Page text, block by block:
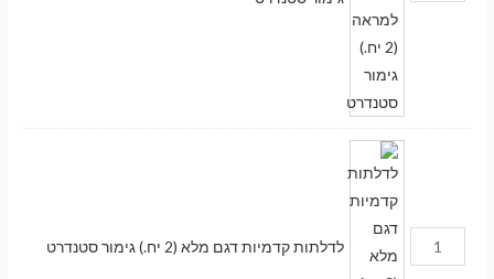
לדלתות קדמיות דגם מלא (2 יח.) גימור סטנדרט